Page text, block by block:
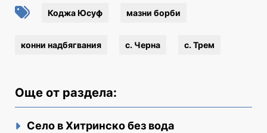
Коджа Юсуф мазни борби
конни надбягвания с. Черна с. Трем
Още от раздела:
Село в Хитринско без вода